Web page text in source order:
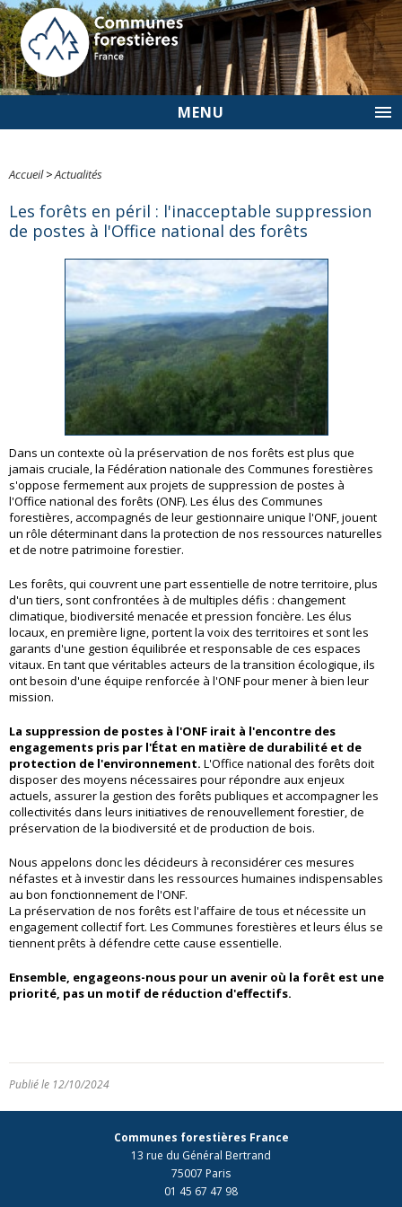
MENU
Accueil>Actualités
Les forêts en péril : l'inacceptable suppression
de postes à l'Office national des forêts
Dans un contexte où la préservation de nos forêts est plus que
jamais cruciale, la Fédération nationale des Communes forestières
s'oppose fermement aux projets de suppression de postes à
l'Office national des forêts (ONF). Les élus des Communes
forestières, accompagnés de leur gestionnaire unique l'ONF, jouent
un rôle déterminant dans la protection de nos ressources naturelles
et de notre patrimoine forestier.
Les forêts, qui couvrent une part essentielle de notre territoire, plus
d'un tiers, sont confrontées à de multiples défis : changement
climatique, biodiversité menacée et pression foncière. Les élus
locaux, en première ligne, portent la voix des territoires et sont les
garants d'une gestion équilibrée et responsable de ces espaces
vitaux. En tant que véritables acteurs de la transition écologique, ils
ont besoin d'une équipe renforcée à l'ONF pour mener à bien leur
mission.
La suppression de postes à l'ONF irait à l'encontre des
engagements pris par l'État en matière de durabilité et de
protection de l'environnement. L'Office national des forêts doit
disposer des moyens nécessaires pour répondre aux enjeux
actuels, assurer la gestion des forêts publiques et accompagner les
collectivités dans leurs initiatives de renouvellement forestier, de
préservation de la biodiversité et de production de bois.
Nous appelons donc les décideurs à reconsidérer ces mesures
néfastes et à investir dans les ressources humaines indispensables
au bon fonctionnement de l'ONF.
La préservation de nos forêts est l'affaire de tous et nécessite un
engagement collectif fort. Les Communes forestières et leurs élus se
tiennent prêts à défendre cette cause essentielle.
Ensemble, engageons-nous pour un avenir où la forêt est une
priorité, pas un motif de réduction d'effectifs.
Publié le 12/10/2024
Communes forestières France
13 rue du Général Bertrand
75007 Paris
01 45 67 47 98